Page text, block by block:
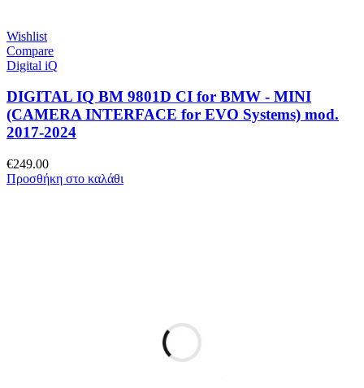
Wishlist
Compare
Digital iQ
DIGITAL IQ BM 9801D CI for BMW - MINI
(CAMERA INTERFACE for EVO Systems) mod.
2017-2024
€249.00
Προσθήκη στο καλάθι